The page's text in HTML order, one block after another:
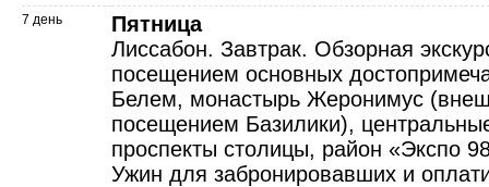
7 день
Пятница
Лиссабон. Завтрак. Обзорная
посещением основных
Белем, монастырь Жеронимус
посещением Базилики),
проспекты столицы, район «Экспо
Ужин для забронировавших и